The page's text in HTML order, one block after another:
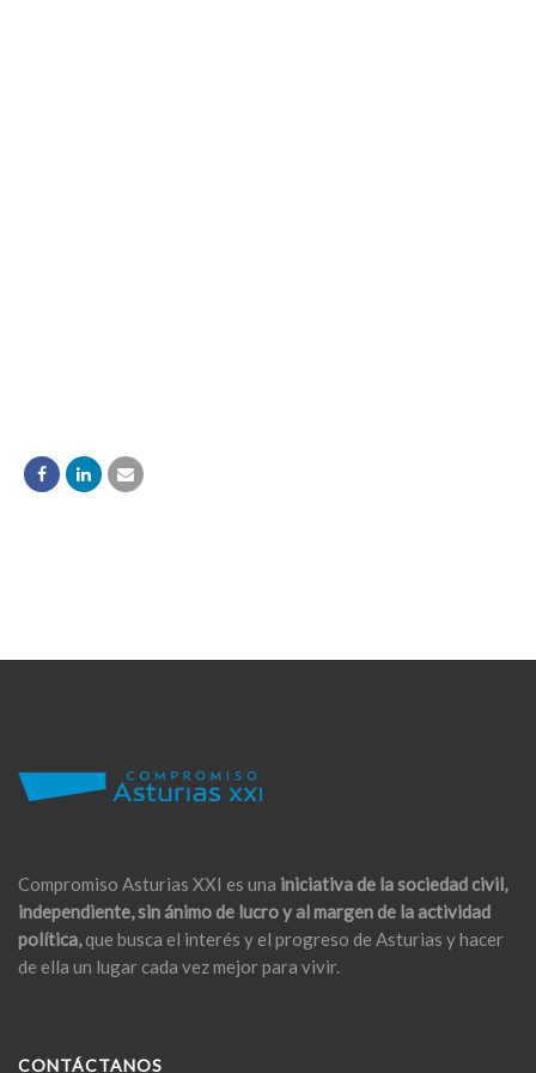
Compromiso Asturias XXI es una iniciativa de la sociedad civil,
independiente, sin ánimo de lucro y al margen de la actividad
política,que busca el interés y el progreso de Asturias y hacer
de ella un lugar cada vez mejor para vivir.
CONTÁCTANOS